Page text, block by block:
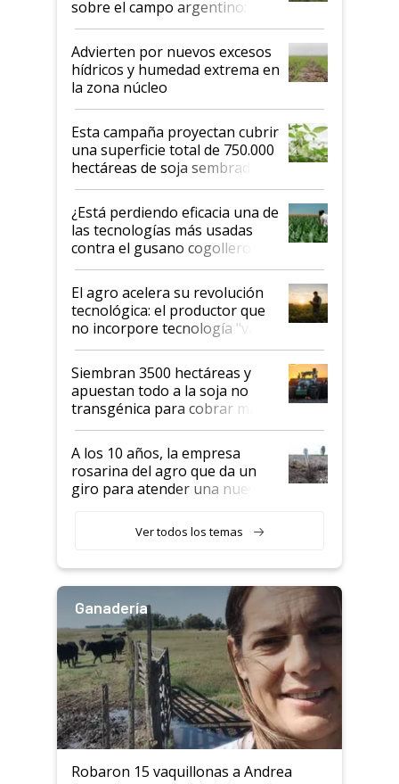
sobre el campo argentino:
"Estoy muy impresionado"
Advierten por nuevos excesos
hídricos y humedad extrema en
la zona núcleo
Esta campaña proyectan cubrir
una superficie total de 750.000
hectáreas de soja sembradas
con una nueva generación de
variedades que marcan un
salto tecnológico en genética y
rendimiento
¿Está perdiendo eficacia una de
las tecnologías más usadas
contra el gusano cogollero? El
desafío de una tecnología clave
El agro acelera su revolución
tecnológica: el productor que
no incorpore tecnología "va a
perder el tren"
Siembran 3500 hectáreas y
apuestan todo a la soja no
transgénica para cobrar más
por tonelada: compraron un
semillero
A los 10 años, la empresa
rosarina del agro que da un
giro para atender una nueva
Ver todos los temas
Ganadería
Robaron 15 vaquillonas a Andrea